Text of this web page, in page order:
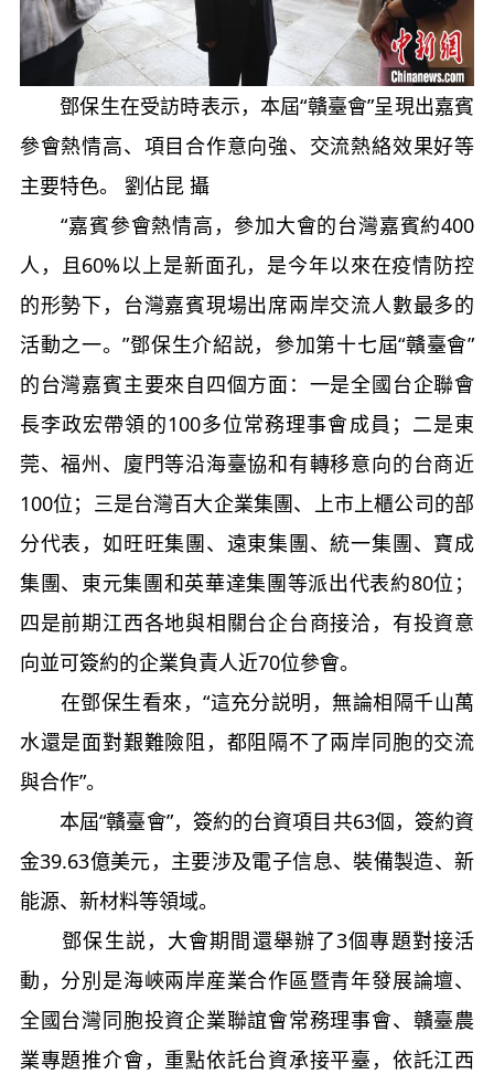
鄧保生在受訪時表示，本屆“贛臺會”呈現出嘉賓
參會熱情高、項目合作意向強、交流熱絡效果好等
主要特色。 劉佔昆 攝
“嘉賓參會熱情高，參加大會的台灣嘉賓約400
人，且60%以上是新面孔，是今年以來在疫情防控
的形勢下，台灣嘉賓現場出席兩岸交流人數最多的
活動之一。”鄧保生介紹説，參加第十七屆“贛臺會”
的台灣嘉賓主要來自四個方面：一是全國台企聯會
長李政宏帶領的100多位常務理事會成員；二是東
莞、福州、廈門等沿海臺協和有轉移意向的台商近
100位；三是台灣百大企業集團、上市上櫃公司的部
分代表，如旺旺集團、遠東集團、統一集團、寶成
集團、東元集團和英華達集團等派出代表約80位；
四是前期江西各地與相關台企台商接洽，有投資意
向並可簽約的企業負責人近70位參會。
在鄧保生看來，“這充分説明，無論相隔千山萬
水還是面對艱難險阻，都阻隔不了兩岸同胞的交流
與合作”。
本屆“贛臺會”，簽約的台資項目共63個，簽約資
金39.63億美元，主要涉及電子信息、裝備製造、新
能源、新材料等領域。
鄧保生説，大會期間還舉辦了3個專題對接活
動，分別是海峽兩岸産業合作區暨青年發展論壇、
全國台灣同胞投資企業聯誼會常務理事會、贛臺農
業專題推介會，重點依託台資承接平臺，依託江西